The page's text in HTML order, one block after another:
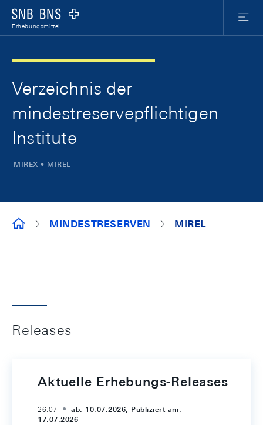
Logo
Erhebungsmittel
Menu
Verzeichnis der
mindestreservepflichtigen
Institute
MIREX • MIREL
ERHEBUNGSMITTEL
MINDESTRESERVEN MIREL
Releases
Aktuelle Erhebungs-Releases
26.07
ab: 10.07.2026; Publiziert am:
17.07.2026